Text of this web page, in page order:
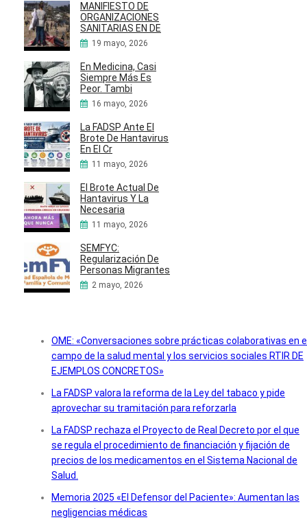
MANIFIESTO DE
ORGANIZACIONES
SANITARIAS EN DE
19 mayo, 2026
En Medicina, Casi
Siempre Más Es
Peor. Tambi
16 mayo, 2026
La FADSP Ante El
Brote De Hantavirus
En El Cr
11 mayo, 2026
El Brote Actual De
Hantavirus Y La
Necesaria
11 mayo, 2026
SEMFYC:
Regularización De
Personas Migrantes
2 mayo, 2026
OME: «Conversaciones sobre prácticas colaborativas en
campo de la salud mental y los servicios sociales RTIR DE
EJEMPLOS CONCRETOS»
La FADSP valora la reforma de la Ley del tabaco y pide
aprovechar su tramitación para reforzarla
La FADSP rechaza el Proyecto de Real Decreto por el que
se regula el procedimiento de financiación y fijación de
precios de los medicamentos en el Sistema Nacional de
Salud.
Memoria 2025 «El Defensor del Paciente»: Aumentan las
negligencias médicas